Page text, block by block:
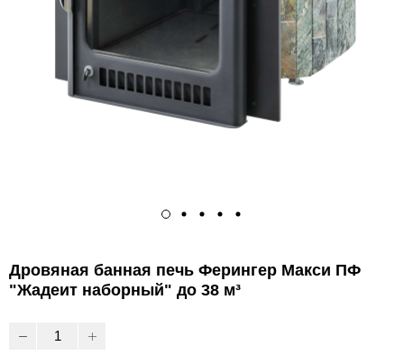
Дровяная банная печь Ферингер Макси ПФ
"Жадеит наборный" до 38 м³